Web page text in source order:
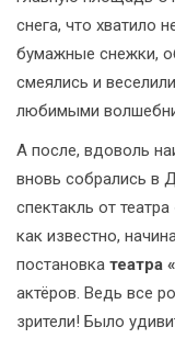
снега, что хватило
бумажные снежки,
смеялись и
любимыми
А после, вдоволь
вновь собрались в
спектакль от
как известно,
постановка театра
актёров. Ведь все
зрители! Было